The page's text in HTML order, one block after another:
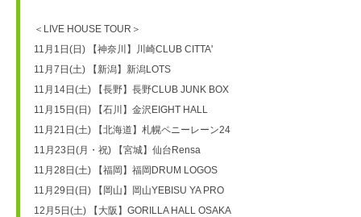
＜LIVE HOUSE TOUR＞
11月1日(日) 【神奈川】川崎CLUB CITTA'
11月7日(土) 【新潟】新潟LOTS
11月14日(土) 【長野】長野CLUB JUNK BOX
11月15日(日) 【石川】金沢EIGHT HALL
11月21日(土) 【北海道】札幌ペニーレーン24
11月23日(月・祝) 【宮城】仙台Rensa
11月28日(土) 【福岡】福岡DRUM LOGOS
11月29日(日) 【岡山】岡山YEBISU YA PRO
12月5日(土) 【大阪】GORILLA HALL OSAKA